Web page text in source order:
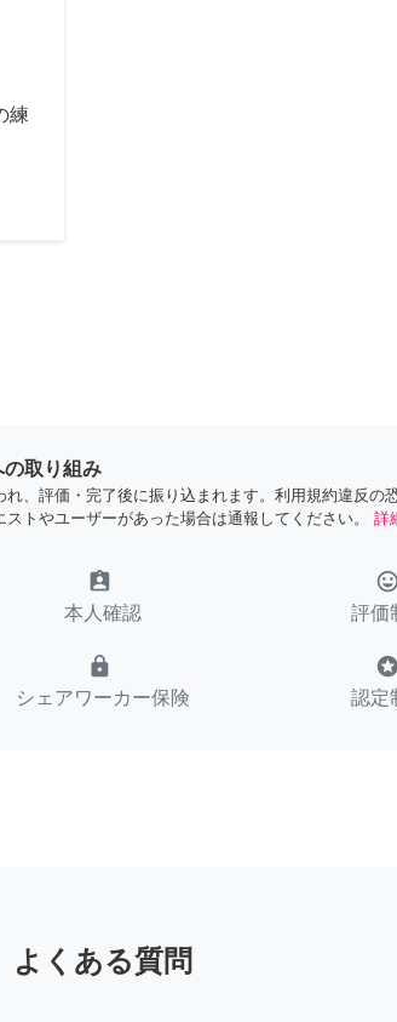
練
取り組み
、評価・完了後に振り込まれます。利用規約違反の
トやユーザーがあった場合は通報してください。
詳
assignment_ind
本人確認
tag_faces
評価
lock
シェアワーカー保険
stars
認定
よくある質問